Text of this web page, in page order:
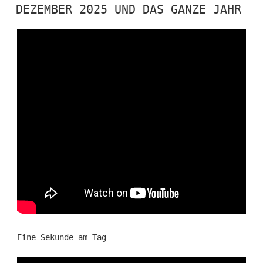
AM
DEZEMBER 2025 UND DAS GANZE JAHR
Eine Sekunde am Tag